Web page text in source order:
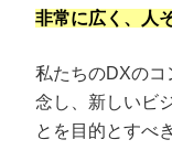
非常に広く、人
私たちのDXのコ
念し、新しいビ
とを目的とすべ